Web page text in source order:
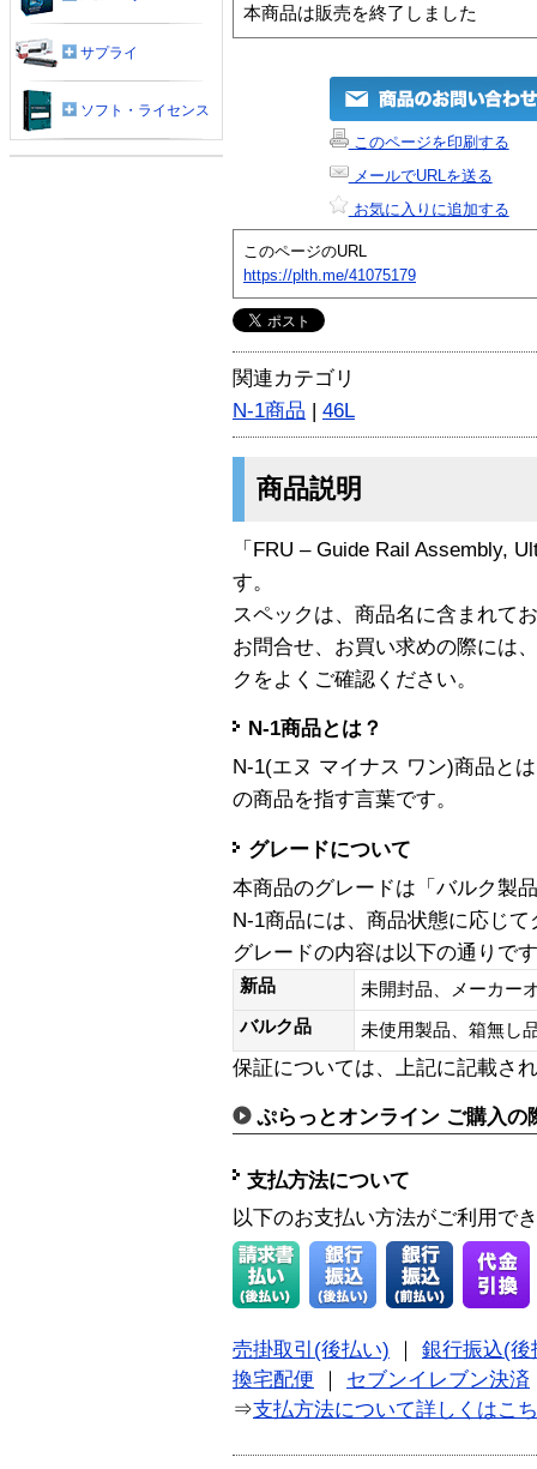
本商品は販売を終了しました
このページを印刷する
メールでURLを送る
お気に入りに追加する
このページのURL
https://plth.me/41075179
関連カテゴリ
N-1商品 | 46L
商品説明
「FRU – Guide Rail Assembly,
す。
スペックは、商品名に含まれて
お問合せ、お買い求めの際には
クをよくご確認ください。
N-1商品とは？
N-1(エヌ マイナス ワン)商品と
の商品を指す言葉です。
グレードについて
本商品のグレードは「バルク製
N-1商品には、商品状態に応じ
グレードの内容は以下の通りで
新品
未開封品、メーカー
バルク品
未使用製品、箱無
保証については、上記に記載さ
ぷらっとオンライン ご購入の
支払方法について
以下のお支払い方法がご利用で
売掛取引(後払い)
銀行振込(後
換宅配便
セブンイレブン決済
⇒支払方法について詳しくはこ
サプライ
ソフト・ライセンス